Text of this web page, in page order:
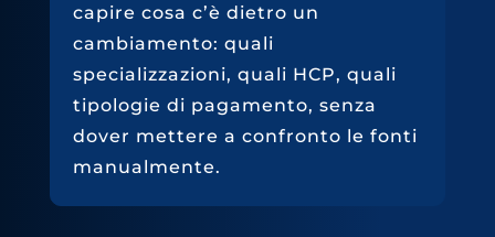
capire cosa c’è dietro un
cambiamento: quali
specializzazioni, quali HCP, quali
tipologie di pagamento, senza
dover mettere a confronto le fonti
manualmente.